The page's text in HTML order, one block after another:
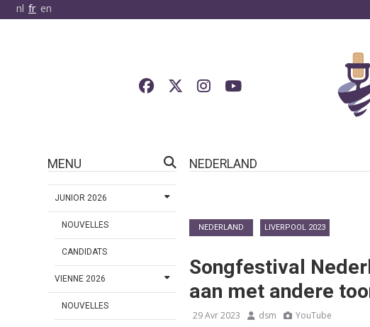
nl fr en
MENU
JUNIOR 2026
NOUVELLES
CANDIDATS
VIENNE 2026
NOUVELLES
NEDERLAND
NEDERLAND LIVERPOOL 2023
Songfestival
aan met andere
29 Avr 2023 dsm YouTube